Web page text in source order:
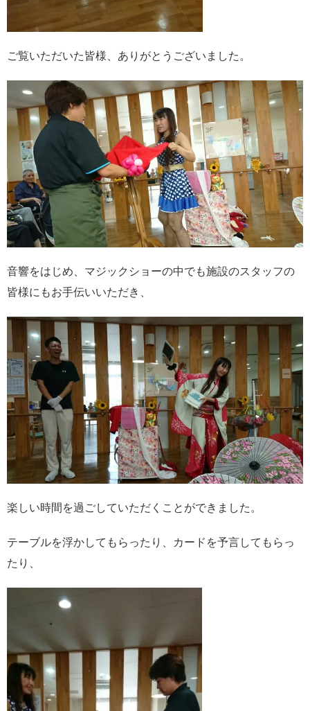
ご覧いただいた皆様、ありがとうございました。
音響をはじめ、マジックショーの中でも施設のスタッフの
皆様にもお手伝いいただき、
楽しい時間を過ごしていただくことができました。
テーブルを浮かしてもらったり、カードを予言してもらっ
たり、